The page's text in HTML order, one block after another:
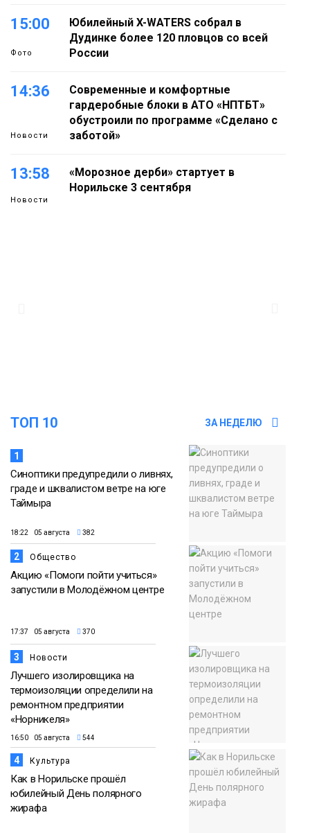
15:00
Фото
Юбилейный X-WATERS собрал в
Дудинке более 120 пловцов со всей
России
14:36
Новости
Современные и комфортные
гардеробные блоки в АТО «НПТБТ»
обустроили по программе «Сделано с
заботой»
13:58
Новости
«Морозное дерби» стартует в
Норильске 3 сентября
ТОП 10 ЗА НЕДЕЛЮ
1
Синоптики предупредили о ливнях,
граде и шквалистом ветре на юге
Таймыра
18:22 05 августа 382
2 Общество
Акцию «Помоги пойти учиться»
запустили в Молодёжном центре
17:37 05 августа 370
3 Новости
Лучшего изолировщика на
термоизоляции определили на
ремонтном предприятии
«Норникеля»
16:50 05 августа 544
4 Культура
Как в Норильске прошёл
юбилейный День полярного
жирафа